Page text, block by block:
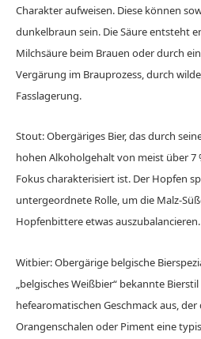
Charakter aufweisen. Diese können
dunkelbraun sein. Die Säure entsteht
Milchsäure beim Brauen oder durch
Vergärung im Brauprozess, durch
Fasslagerung.
Stout: Obergäriges Bier, das durch
hohen Alkoholgehalt von meist über 7
Fokus charakterisiert ist. Der Hopfen
untergeordnete Rolle, um die Malz-
Hopfenbittere etwas auszubalancieren.
Witbier: Obergärige belgische
„belgisches Weißbier“ bekannte
hefearomatischen Geschmack aus,
Orangenschalen oder Piment eine